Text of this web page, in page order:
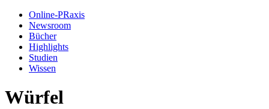
Online-PRaxis
Newsroom
Bücher
Highlights
Studien
Wissen
Würfel